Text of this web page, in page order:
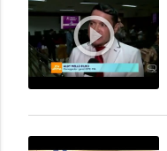
play_circle_outline